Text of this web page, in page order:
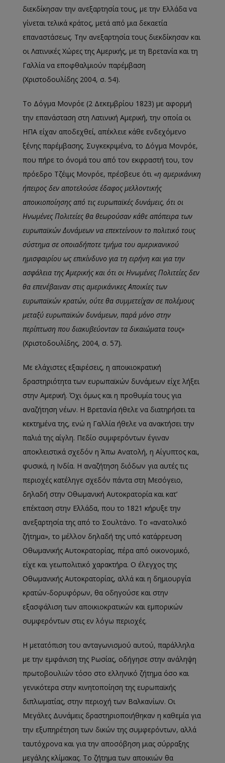
διεκδίκησαν την ανεξαρτησία τους, με την Ελλάδα να
γίνεται τελικά κράτος, μετά από μια δεκαετία
επαναστάσεως. Την ανεξαρτησία τους διεκδίκησαν και
οι Λατινικές Χώρες της Αμερικής, με τη Βρετανία και τη
Γαλλία να εποφθαλμιούν παρέμβαση
(Χριστοδουλίδης 2004, σ. 54).
Το Δόγμα Μονρόε (2 Δεκεμβρίου 1823) με αφορμή
την επανάσταση στη Λατινική Αμερική, την οποία οι
ΗΠΑ είχαν αποδεχθεί, απέκλειε κάθε ενδεχόμενο
ξένης παρέμβασης. Συγκεκριμένα, το Δόγμα Μονρόε,
που πήρε το όνομά του από τον εκφραστή του, τον
πρόεδρο Τζέιμς Μονρόε, πρέσβευε ότι «η αμερικάνικη
ήπειρος δεν αποτελούσε έδαφος μελλοντικής
αποικιοποίησης από τις ευρωπαϊκές δυνάμεις, ότι οι
Ηνωμένες Πολιτείες θα θεωρούσαν κάθε απόπειρα των
ευρωπαϊκών Δυνάμεων να επεκτείνουν το πολιτικό τους
σύστημα σε οποιαδήποτε τμήμα του αμερικανικού
ημισφαιρίου ως επικίνδυνο για τη ειρήνη και για την
ασφάλεια της Αμερικής και ότι οι Ηνωμένες Πολιτείες δεν
θα επενέβαιναν στις αμερικάνικες Αποικίες των
ευρωπαϊκών κρατών, ούτε θα συμμετείχαν σε πολέμους
μεταξύ ευρωπαϊκών δυνάμεων, παρά μόνο στην
περίπτωση που διακυβεύονταν τα δικαιώματα τους»
(Χριστοδουλίδης, 2004, σ. 57).
Με ελάχιστες εξαιρέσεις, η αποικιοκρατική
δραστηριότητα των ευρωπαϊκών δυνάμεων είχε λήξει
στην Αμερική. Όχι όμως και η προθυμία τους για
αναζήτηση νέων. Η Βρετανία ήθελε να διατηρήσει τα
κεκτημένα της, ενώ η Γαλλία ήθελε να ανακτήσει την
παλιά της αίγλη. Πεδίο συμφερόντων έγιναν
αποκλειστικά σχεδόν η Άπω Ανατολή, η Αίγυπτος και,
φυσικά, η Ινδία. Η αναζήτηση διόδων για αυτές τις
περιοχές κατέληγε σχεδόν πάντα στη Μεσόγειο,
δηλαδή στην Οθωμανική Αυτοκρατορία και κατ’
επέκταση στην Ελλάδα, που το 1821 κήρυξε την
ανεξαρτησία της από το Σουλτάνο. Το «ανατολικό
ζήτημα», το μέλλον δηλαδή της υπό κατάρρευση
Οθωμανικής Αυτοκρατορίας, πέρα από οικονομικό,
είχε και γεωπολιτικό χαρακτήρα. Ο έλεγχος της
Οθωμανικής Αυτοκρατορίας, αλλά και η δημιουργία
κρατών-δορυφόρων, θα οδηγούσε και στην
εξασφάλιση των αποικιοκρατικών και εμπορικών
συμφερόντων στις εν λόγω περιοχές.
Η μετατόπιση του ανταγωνισμού αυτού, παράλληλα
με την εμφάνιση της Ρωσίας, οδήγησε στην ανάληψη
πρωτοβουλιών τόσο στο ελληνικό ζήτημα όσο και
γενικότερα στην κινητοποίηση της ευρωπαϊκής
διπλωματίας, στην περιοχή των Βαλκανίων. Οι
Μεγάλες Δυνάμεις δραστηριοποιήθηκαν η καθεμία για
την εξυπηρέτηση των δικών της συμφερόντων, αλλά
ταυτόχρονα και για την αποσόβηση μιας σύρραξης
μεγάλης κλίμακας. Το ζήτημα των αποικιών θα